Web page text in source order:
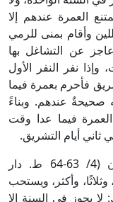
العمرة عندهم إلا
وأقام بمنى للرمي
عاجز عن التشاغل بها
نفر النفر الأول
فأحرم بعمرة فيما
صحيحةٌ عندهم. وبناءً
فيما عدا وقت
ثاني أيام التشريق.
قال الإمام العمراني الشافعي في البيان (4/ 63-64 ط. دار
وأكثر، ويستحب
لا يجوز في السنة إلا